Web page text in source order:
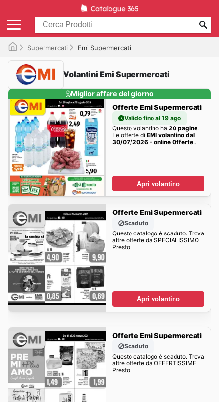
Supermercati Emi Supermercati
Volantini Emi Supermercati
Miglior affare del giorno
Offerte Emi Supermercati
Valido fino al 19 ago
Questo volantino ha 20 pagine.
Le offerte di EMI volantino dal
30/07/2026 - online Offerte
Apri volantino
Offerte Emi Supermercati
Scaduto
Questo catalogo è scaduto. Trova
altre offerte da SPECIALISSIMO
Presto!
Apri volantino
Offerte Emi Supermercati
Scaduto
Questo catalogo è scaduto. Trova
altre offerte da OFFERTISSIME
Presto!